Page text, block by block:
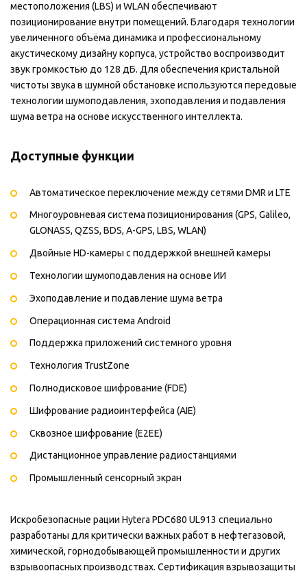
местоположения (LBS) и WLAN обеспечивают
позиционирование внутри помещений. Благодаря технологии
увеличенного объёма динамика и профессиональному
акустическому дизайну корпуса, устройство воспроизводит
звук громкостью до 128 дБ. Для обеспечения кристальной
чистоты звука в шумной обстановке используются передовые
технологии шумоподавления, эхоподавления и подавления
шума ветра на основе искусственного интеллекта.
Доступные функции
Автоматическое переключение между сетями DMR и LTE
Многоуровневая система позиционирования (GPS, Galileo,
GLONASS, QZSS, BDS, A-GPS, LBS, WLAN)
Двойные HD-камеры с поддержкой внешней камеры
Технологии шумоподавления на основе ИИ
Эхоподавление и подавление шума ветра
Операционная система Android
Поддержка приложений системного уровня
Технология TrustZone
Полнодисковое шифрование (FDE)
Шифрование радиоинтерфейса (AIE)
Сквозное шифрование (E2EE)
Дистанционное управление радиостанциями
Промышленный сенсорный экран
Искробезопасные рации Hytera PDC680 UL913 специально
разработаны для критически важных работ в нефтегазовой,
химической, горнодобывающей промышленности и других
взрывоопасных производствах. Сертификация взрывозащиты